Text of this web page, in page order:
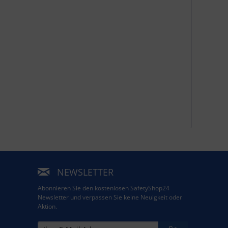
NEWSLETTER
Abonnieren Sie den kostenlosen SafetyShop24
Newsletter und verpassen Sie keine Neuigkeit oder
Aktion.